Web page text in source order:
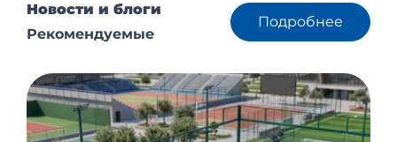
Новости и блоги
Рекомендуемые
Подробнее